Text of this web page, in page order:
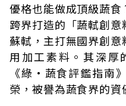
優格也能做成頂級蔬食
跨界打造的「蔬軾創
蘇軾，主打無國界創
用加工素料。其深厚
《綠·蔬食評鑑指南
榮，被譽為蔬食界的資